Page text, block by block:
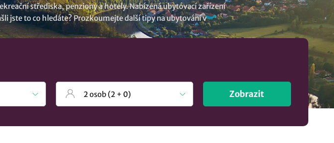
střediska, penziony a hotely. Nabízená ubytovací zařízení
jste to co hledáte? Prozkoumejte další tipy naubytování v
Zobrazit